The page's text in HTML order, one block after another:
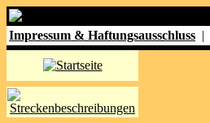
Impressum & Haftungsausschluss |